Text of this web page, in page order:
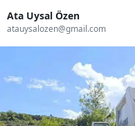
Ata Uysal Özen
atauysalozen@gmail.com